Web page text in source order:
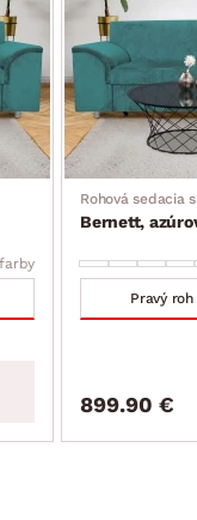
Rohová sedacia
Bernett,
Pravý roh
899.90 €